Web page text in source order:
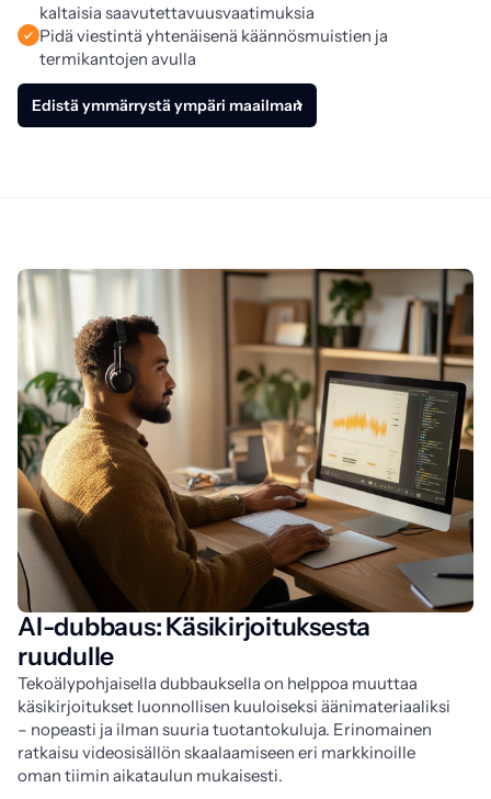
kaltaisia saavutettavuusvaatimuksia
Pidä viestintä yhtenäisenä käännösmuistien ja
termikantojen avulla
Edistä ymmärrystä ympäri maailman
AI-dubbaus: Käsikirjoituksesta
ruudulle
Tekoälypohjaisella dubbauksella on helppoa muuttaa
käsikirjoitukset luonnollisen kuuloiseksi äänimateriaaliksi
– nopeasti ja ilman suuria tuotantokuluja. Erinomainen
ratkaisu videosisällön skaalaamiseen eri markkinoille
oman tiimin aikataulun mukaisesti.